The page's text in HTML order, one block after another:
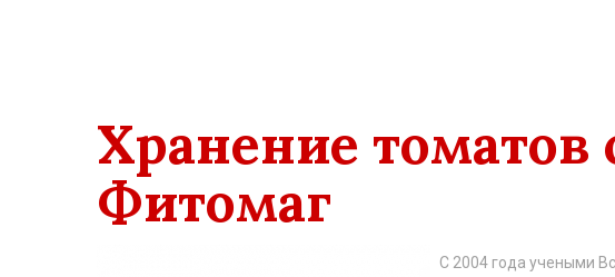
Хранение
Фитомаг
С 2004 года учеными